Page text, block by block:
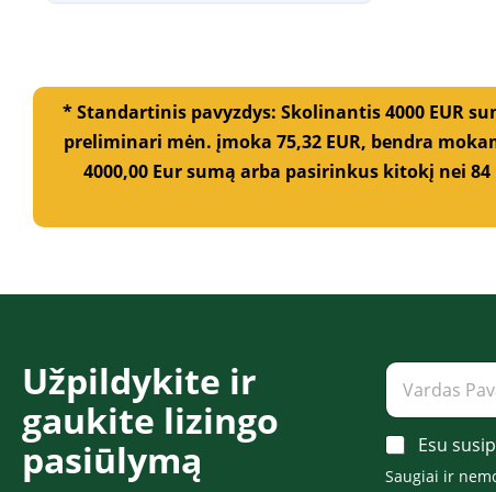
* Standartinis pavyzdys: Skolinantis 4000 EUR
preliminari mėn. įmoka 75,32 EUR, bendra
4000,00 Eur sumą arba pasirinkus kitokį nei
Užpildykite ir
gaukite lizingo
pasiūlymą​​​
P
v
r
d
V
r
d
a
s
A
c
Esu
Saugiai ir